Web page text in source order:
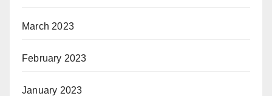
March 2023
February 2023
January 2023